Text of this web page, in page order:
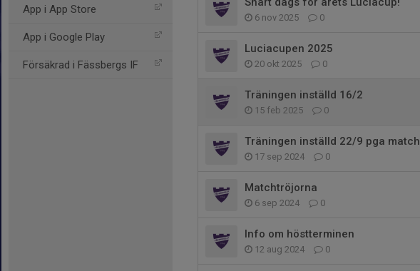
App i App Store
App i Google Play
Försäkrad i Fässbergs IF
6 nov 2025 0
Luciacupen 2025
20 okt 2025 0
Träningen inställd 16/2
15 feb 2025 0
Träningen inställd 22/9 pga match
17 sep 2024 0
Matchtröjorna
6 sep 2024 0
Info om höstterminen
12 aug 2024 0